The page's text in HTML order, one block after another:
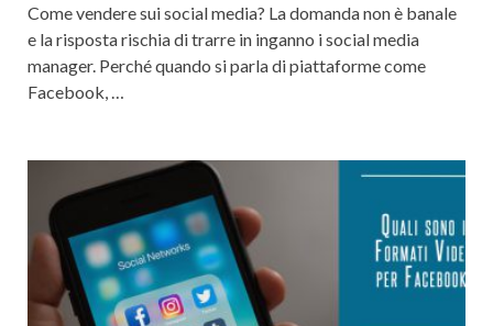
Come vendere sui social media? La domanda non è banale
e la risposta rischia di trarre in inganno i social media
manager. Perché quando si parla di piattaforme come
Facebook, …